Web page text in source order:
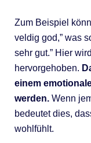
Zum Beispiel
veldig god,” was
sehr gut.” Hier
hervorgehoben.
einem
werden.Wenn
bedeutet dies,
wohlfühlt.